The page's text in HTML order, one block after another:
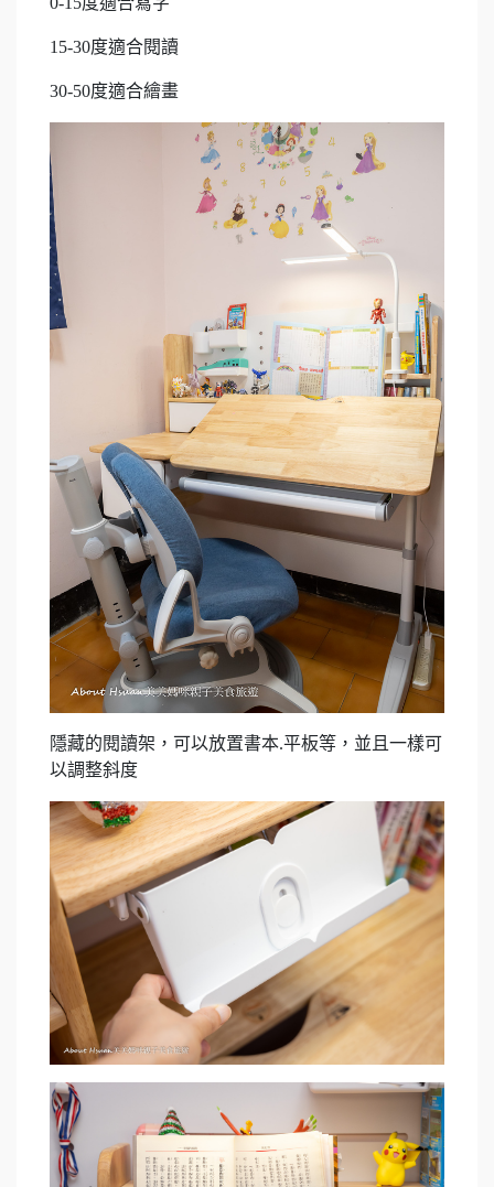
15-30度適合閱讀
30-50度適合繪畫
隱藏的閱讀架，可以放置書本.平板等，並且一樣可
以調整斜度